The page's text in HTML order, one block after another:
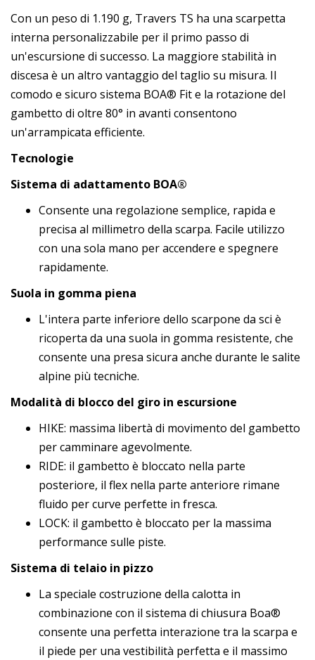
Con un peso di 1.190 g, Travers TS ha una scarpetta
interna personalizzabile per il primo passo di
un'escursione di successo. La maggiore stabilità in
discesa è un altro vantaggio del taglio su misura. Il
comodo e sicuro sistema BOA® Fit e la rotazione del
gambetto di oltre 80° in avanti consentono
un'arrampicata efficiente.
Tecnologie
Sistema di adattamento BOA®
Consente una regolazione semplice, rapida e
precisa al millimetro della scarpa. Facile utilizzo
con una sola mano per accendere e spegnere
rapidamente.
Suola in gomma piena
L'intera parte inferiore dello scarpone da sci è
ricoperta da una suola in gomma resistente, che
consente una presa sicura anche durante le salite
alpine più tecniche.
Modalità di blocco del giro in escursione
HIKE: massima libertà di movimento del gambetto
per camminare agevolmente.
RIDE: il gambetto è bloccato nella parte
posteriore, il flex nella parte anteriore rimane
fluido per curve perfette in fresca.
LOCK: il gambetto è bloccato per la massima
performance sulle piste.
Sistema di telaio in pizzo
La speciale costruzione della calotta in
combinazione con il sistema di chiusura Boa®
consente una perfetta interazione tra la scarpa e
il piede per una vestibilità perfetta e il massimo